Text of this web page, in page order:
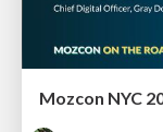
Mozcon NYC